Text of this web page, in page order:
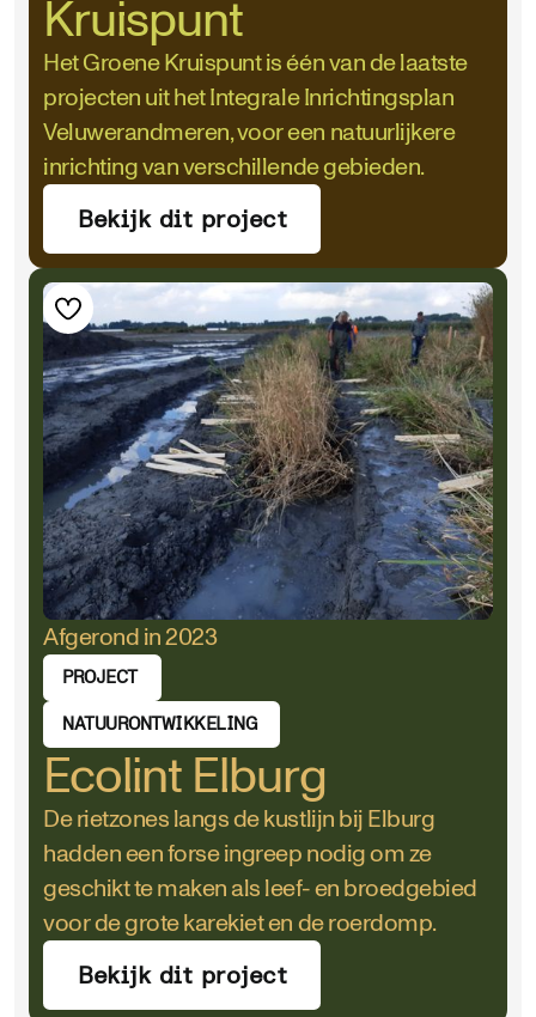
Kruispunt
Het Groene Kruispunt is één van de laatste
projecten uit het Integrale Inrichtingsplan
Veluwerandmeren, voor een natuurlijkere
inrichting van verschillende gebieden.
Bekijk dit project
Afgerond in 2023
PROJECT
NATUURONTWIKKELING
Ecolint Elburg
De rietzones langs de kustlijn bij Elburg
hadden een forse ingreep nodig om ze
geschikt te maken als leef- en broedgebied
voor de grote karekiet en de roerdomp.
Bekijk dit project